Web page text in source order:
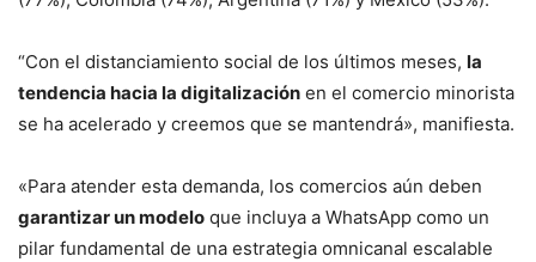
“Con el distanciamiento social de los últimos meses, la
tendencia hacia la digitalización en el comercio minorista
se ha acelerado y creemos que se mantendrá», manifiesta.
«Para atender esta demanda, los comercios aún deben
garantizar un modelo que incluya a WhatsApp como un
pilar fundamental de una estrategia omnicanal escalable